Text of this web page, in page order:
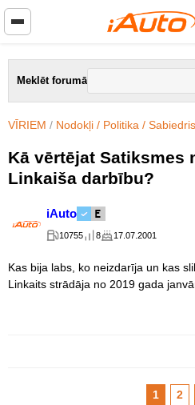
Meklēt forumā
VĪRIEM / Nodokļi / Politika /
Kā vērtējat Satiksmes
Linkaiša darbību?
iAuto
10755 8 17.07.2001
Kas bija labs, ko neizdarīja un kas
Linkaits strādāja no 2019 gada
1 2